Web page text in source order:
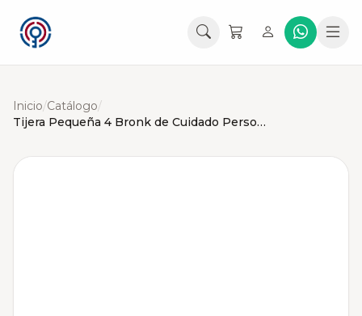
Inicio/Catálogo/
Tijera Pequeña 4 Bronk de Cuidado Personal